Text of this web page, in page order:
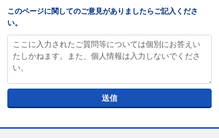
このページに関してのご意見がありましたらご記入くださ
い。